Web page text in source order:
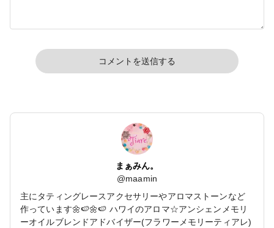
コメントを送信する
まぁみん。
@maamin
主にタティングレースアクセサリーやアロマストーンなど
作っています🌼🍉🌼🍉 ハワイのアロマ☆アンシェンメモリ
ーオイルブレンドアドバイザー(フラワーメモリーティアレ)